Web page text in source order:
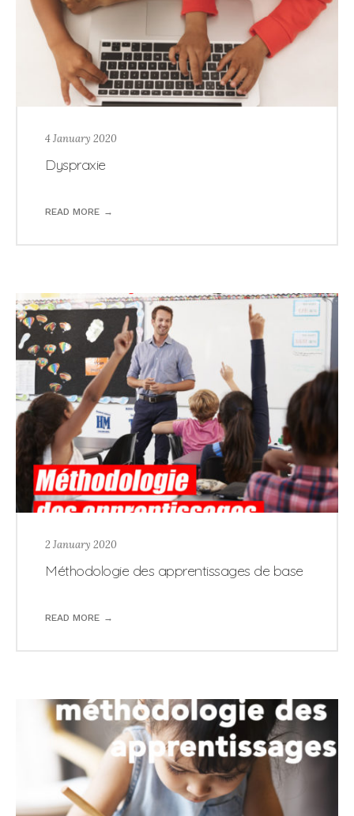
4 January 2020
Dyspraxie
READ MORE
2 January 2020
Méthodologie des apprentissages de base
READ MORE